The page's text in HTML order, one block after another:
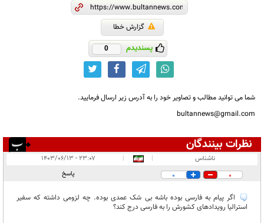
گزارش خطا
پسندیدم 0
شما می توانید مطالب و تصاویر خود را به آدرس زیر ارسال فرمایید.
bultannews@gmail.com
نظرات بینندگان
در انتظار بررسی:
ناشناس |
|
۲۳:۰۷ - ۱۴۰۳/۰۶/۱۳
0
0 پاسخ
اگر پیام به فارسی بوده باشه بی شک عمدی بوده. چه لزومی داشته که سفیر
استرالیا رویدادهای کشورش را به فارسی درج کند؟